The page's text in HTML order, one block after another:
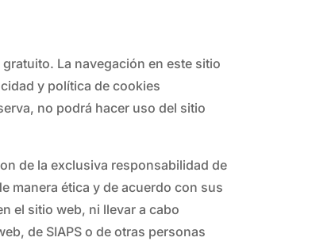
La navegación en este sitio
y política de cookies
no podrá hacer uso del sitio
de la exclusiva responsabilidad de
manera ética y de acuerdo con sus
el sitio web, ni llevar a cabo
de SIAPS o de otras personas